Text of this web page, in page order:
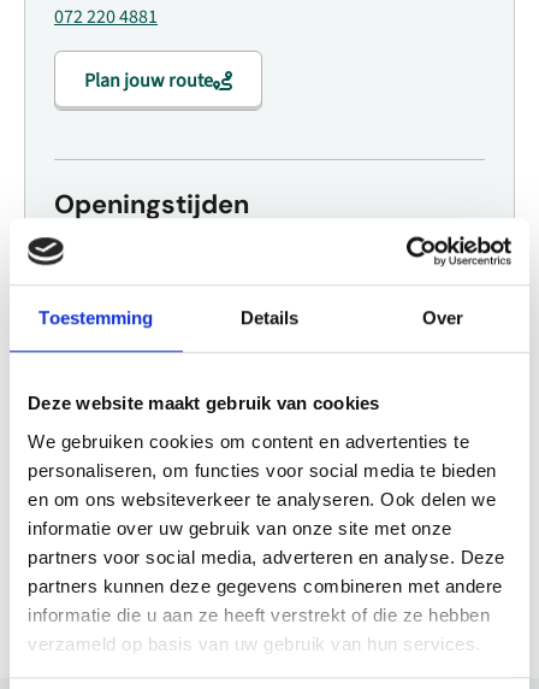
Toestemming Details Over
Deze website maakt gebruik van cookies
We gebruiken cookies om content en advertenties te
personaliseren, om functies voor social media te bieden
en om ons websiteverkeer te analyseren. Ook delen we
informatie over uw gebruik van onze site met onze
partners voor social media, adverteren en analyse. Deze
partners kunnen deze gegevens combineren met andere
informatie die u aan ze heeft verstrekt of die ze hebben
verzameld op basis van uw gebruik van hun services.
072 220 4881
Plan jouw route
Openingstijden
Donderdag
12:00 - 03:00
Vrijdag12:00 - 03:00
Zondag12:00 - 03:00
Website
Bezoek website